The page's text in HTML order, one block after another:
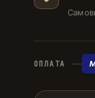
ОПЛАТА